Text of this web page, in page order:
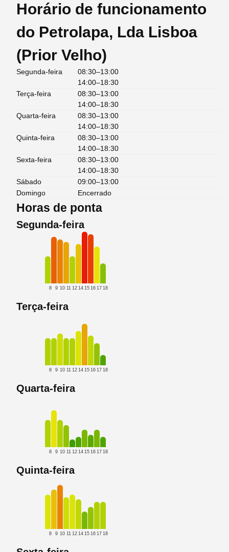
Horário de funcionamento
do Petrolapa, Lda Lisboa
(Prior Velho)
Segunda-feira
08:30–13:00
14:00–18:30
Terça-feira
08:30–13:00
14:00–18:30
Quarta-feira
08:30–13:00
14:00–18:30
Quinta-feira
08:30–13:00
14:00–18:30
Sexta-feira
08:30–13:00
14:00–18:30
Sábado
09:00–13:00
Domingo
Encerrado
Horas de ponta
Segunda-feira
8 9 10 11 12 14 15 16 17 18
Terça-feira
8 9 10 11 12 14 15 16 17 18
Quarta-feira
8 9 10 11 12 14 15 16 17 18
Quinta-feira
8 9 10 11 12 14 15 16 17 18